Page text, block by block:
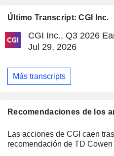
Último Transcript: CGI Inc.
CGI Inc., Q3 2026
Jul 29, 2026
Más transcripts
Recomendaciones de los
Las acciones de CGI caen
recomendación de TD Cowen